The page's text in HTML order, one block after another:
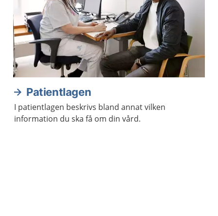
Patientlagen
I patientlagen beskrivs bland annat vilken
information du ska få om din vård.